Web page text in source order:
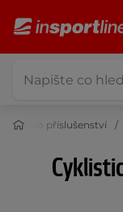
Cyklo příslušenství